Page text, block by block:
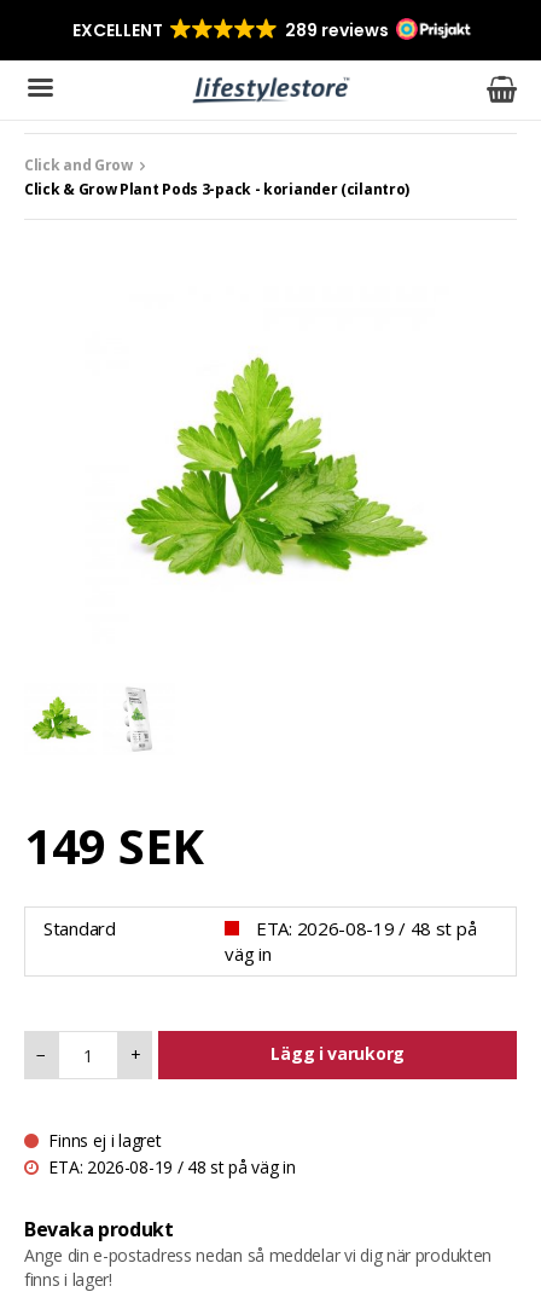
Produkten har blivit tillagd i varukorgen
Click and Grow
Click & Grow Plant Pods 3-pack - koriander (cilantro)
149 SEK
Standard
ETA: 2026-08-19 / 48 st på
väg in
− + Lägg i varukorg
Finns ej i lagret
ETA: 2026-08-19 / 48 st på väg in
Bevaka produkt
Ange din e-postadress nedan så meddelar vi dig när produkten
finns i lager!